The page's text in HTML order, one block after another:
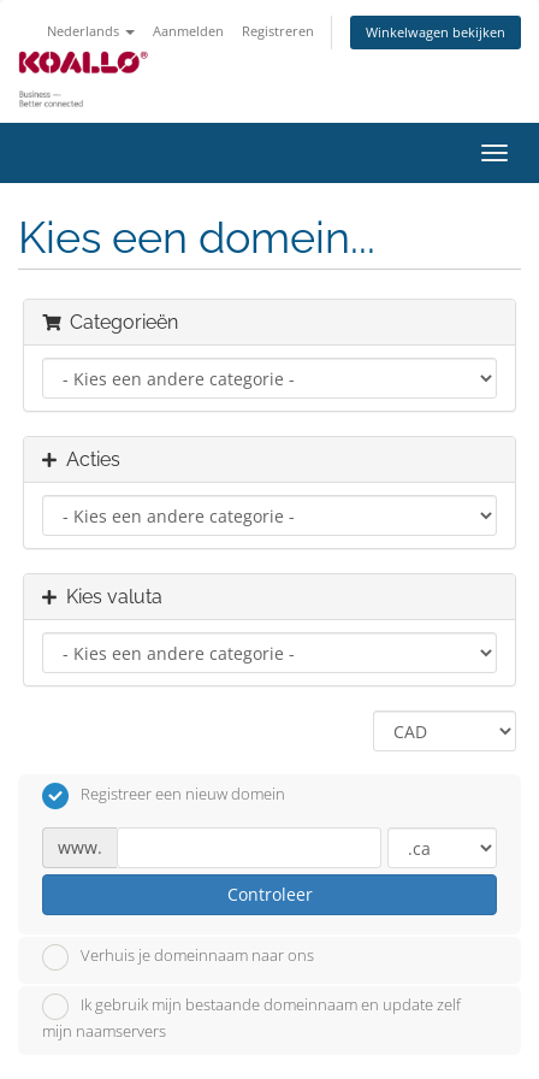
Nederlands Aanmelden Registreren Winkelwagen bekijken
in-/
Kies een domein...
Categorieën
Acties
Kies valuta
Registreer een nieuw domein
www.
Controleer
Verhuis je domeinnaam naar ons
Ik gebruik mijn bestaande domeinnaam en update zelf
mijn naamservers